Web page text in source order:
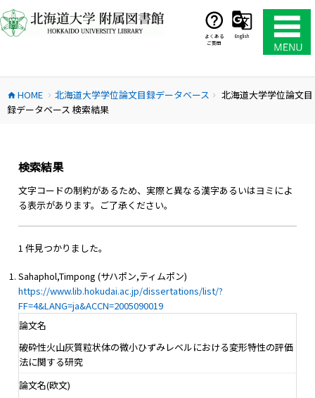
ン
テ
ス
キ
よくある
ご質問
English
home HOME chevron_right 北海道大学学位論文目録データベース chevron_right
北海道大学学位論文目
録データベース 検索結果
検索結果
文字コードの制約があるため、実際と異なる漢字あるいはヨミによ
る表示があります。ご了承ください。
1 件見つかりました。
Sahaphol,Timpong (サハポン,ティムポン)
https://www.lib.hokudai.ac.jp/dissertations/list/?
FF=4&LANG=ja&ACCN=2005090019
論文名
破砕性火山灰質粒状体の微小ひずみレベルにおける変形特性の評価
法に関する研究
論文名(欧文)